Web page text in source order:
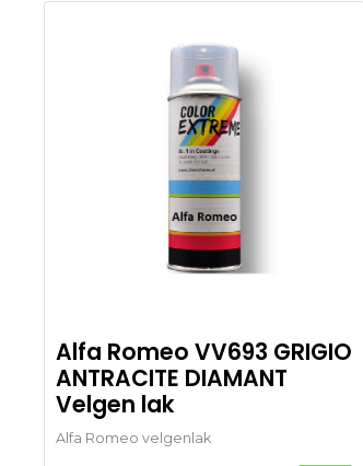
Alfa Romeo VV693 GRIGIO
ANTRACITE DIAMANT
Velgen lak
Alfa Romeo velgenlak